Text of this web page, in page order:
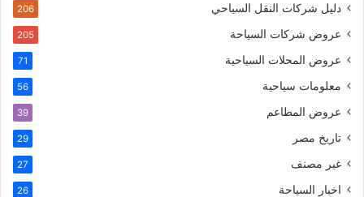
دليل شركات النقل السياحي 206
عروض شركات السياحة 205
عروض المحلات السياحية 71
معلومات سياحية 56
عروض المطاعم 39
تاريخ مصر 29
غير مصنف 27
اخبار السياحة 26